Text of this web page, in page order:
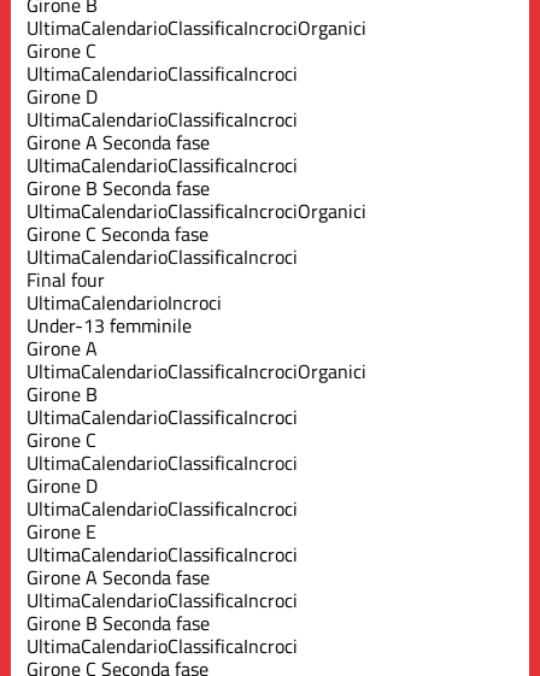
UltimaCalendarioClassificaIncrociOrganici
Girone C
UltimaCalendarioClassificaIncroci
Girone D
UltimaCalendarioClassificaIncroci
Girone A Seconda fase
UltimaCalendarioClassificaIncroci
Girone B Seconda fase
UltimaCalendarioClassificaIncrociOrganici
Girone C Seconda fase
UltimaCalendarioClassificaIncroci
Final four
UltimaCalendarioIncroci
Under-13 femminile
Girone A
UltimaCalendarioClassificaIncrociOrganici
Girone B
UltimaCalendarioClassificaIncroci
Girone C
UltimaCalendarioClassificaIncroci
Girone D
UltimaCalendarioClassificaIncroci
Girone E
UltimaCalendarioClassificaIncroci
Girone A Seconda fase
UltimaCalendarioClassificaIncroci
Girone B Seconda fase
UltimaCalendarioClassificaIncroci
Girone C Seconda fase